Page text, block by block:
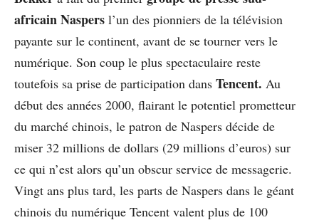
africain Naspers l’un des pionniers de la télévision
payante sur le continent, avant de se tourner vers le
numérique. Son coup le plus spectaculaire reste
toutefois sa prise de participation dans Tencent. Au
début des années 2000, flairant le potentiel prometteur
du marché chinois, le patron de Naspers décide de
miser 32 millions de dollars (29 millions d’euros) sur
ce qui n’est alors qu’un obscur service de messagerie.
Vingt ans plus tard, les parts de Naspers dans le géant
chinois du numérique Tencent valent plus de 100